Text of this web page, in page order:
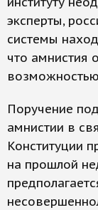
эксперты,
системы
что амнистия
Поручение
амнистии в
Конституции
на прошлой